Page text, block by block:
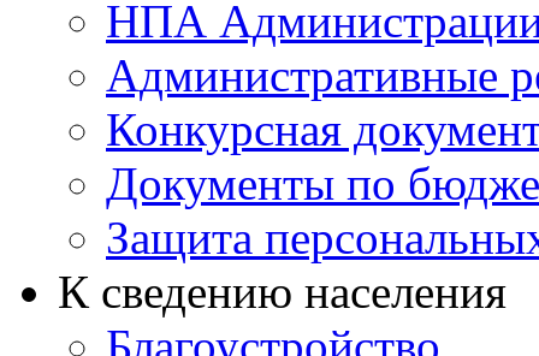
НПА
Административные
Конкурсная
Документы по
Защита
К сведению населения